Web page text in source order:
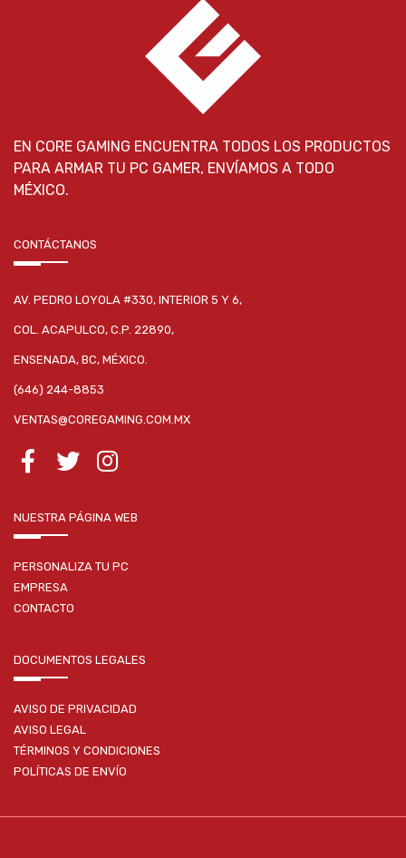
EN CORE GAMING ENCUENTRA TODOS LOS PRODUCTOS
PARA ARMAR TU PC GAMER, ENVÍAMOS A TODO
MÉXICO.
CONTÁCTANOS
AV. PEDRO LOYOLA #330, INTERIOR 5 Y 6,
COL. ACAPULCO, C.P. 22890,
ENSENADA, BC, MÉXICO.
(646) 244-8853
VENTAS@COREGAMING.COM.MX
NUESTRA PÁGINA WEB
PERSONALIZA TU PC
EMPRESA
CONTACTO
DOCUMENTOS LEGALES
AVISO DE PRIVACIDAD
AVISO LEGAL
TÉRMINOS Y CONDICIONES
POLÍTICAS DE ENVÍO